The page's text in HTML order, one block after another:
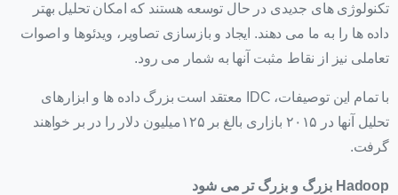
تکنولوژی های جدیدی در حال توسعه هستند که امکان تحلیل بهتر
داده ها را به ما می دهند. ایجاد و بازسازی تصاویر، ویدئوها و اصوات
تعاملی نیز از نقاط مثبت آنها به شمار می رود.
با تمام این توصیفات، IDC معتقد است بزرگ داده ها و ابزارهای
تحلیل آنها در ۲۰۱۵ بازاری بالغ بر ۱۲۵میلیون دلار را در بر خواهند
گرفت.
Hadoop بزرگ و بزرگ تر می شود